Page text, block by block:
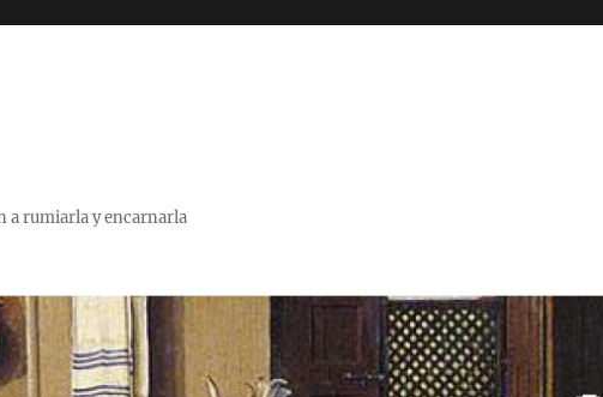
a rumiarla y encarnarla